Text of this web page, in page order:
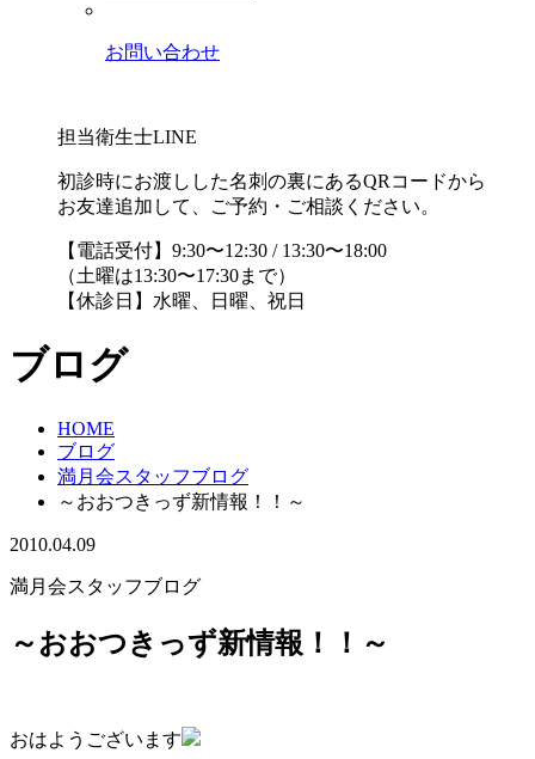
お問い合わせ
担当衛生士LINE
初診時にお渡しした名刺の裏にあるQRコードから
お友達追加して、ご予約・ご相談ください。
【電話受付】9:30〜12:30 / 13:30〜18:00
（土曜は13:30〜17:30まで）
【休診日】水曜、日曜、祝日
ブログ
HOME
ブログ
満月会スタッフブログ
～おおつきっず新情報！！～
2010.04.09
満月会スタッフブログ
～おおつきっず新情報！！～
おはようございます